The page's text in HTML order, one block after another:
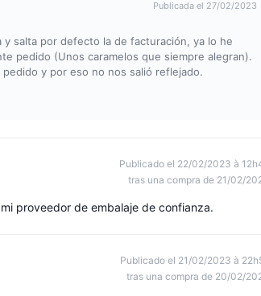
Publicada el 27/02/2023
salta por defecto la de facturación, ya lo he
pedido (Unos caramelos que siempre alegran).
y por eso no nos salió reflejado.
Publicado el 22/02/2023 à
tras una compra de 21/02/
proveedor de embalaje de confianza.
Publicado el 21/02/2023 à
tras una compra de 20/02/